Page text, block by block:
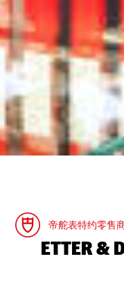
帝舵表特约零售
‭ETTER &